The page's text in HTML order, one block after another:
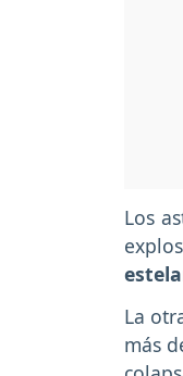
Los
La
más